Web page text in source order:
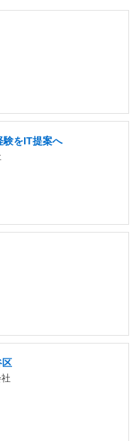
験をIT提案へ
区